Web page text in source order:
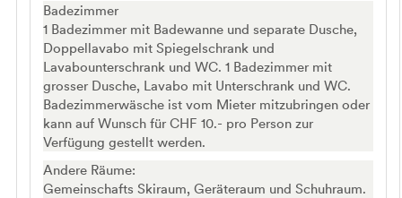
Badezimmer
1 Badezimmer mit Badewanne und separate Dusche,
Doppellavabo mit Spiegelschrank und
Lavabounterschrank und WC. 1 Badezimmer mit
grosser Dusche, Lavabo mit Unterschrank und WC.
Badezimmerwäsche ist vom Mieter mitzubringen oder
kann auf Wunsch für CHF 10.- pro Person zur
Verfügung gestellt werden.
Andere Räume:
Gemeinschafts Skiraum, Geräteraum und Schuhraum.